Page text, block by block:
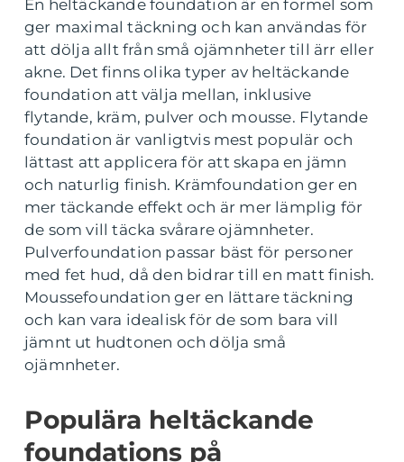
En heltäckande foundation är en formel som
ger maximal täckning och kan användas för
att dölja allt från små ojämnheter till ärr eller
akne. Det finns olika typer av heltäckande
foundation att välja mellan, inklusive
flytande, kräm, pulver och mousse. Flytande
foundation är vanligtvis mest populär och
lättast att applicera för att skapa en jämn
och naturlig finish. Krämfoundation ger en
mer täckande effekt och är mer lämplig för
de som vill täcka svårare ojämnheter.
Pulverfoundation passar bäst för personer
med fet hud, då den bidrar till en matt finish.
Moussefoundation ger en lättare täckning
och kan vara idealisk för de som bara vill
jämnt ut hudtonen och dölja små
ojämnheter.
Populära heltäckande
foundations på